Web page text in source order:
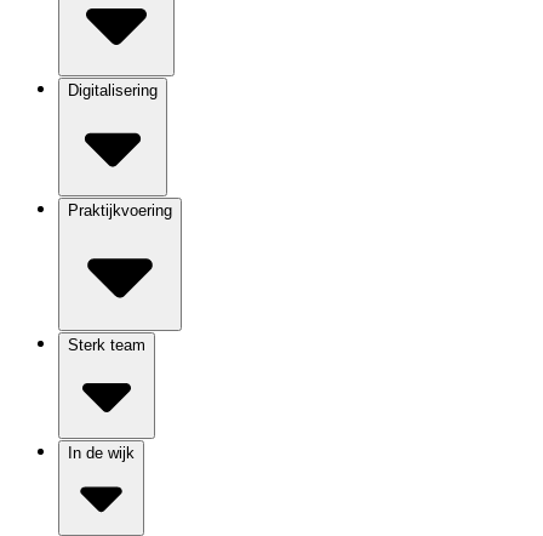
Digitalisering
Praktijkvoering
Sterk team
In de wijk